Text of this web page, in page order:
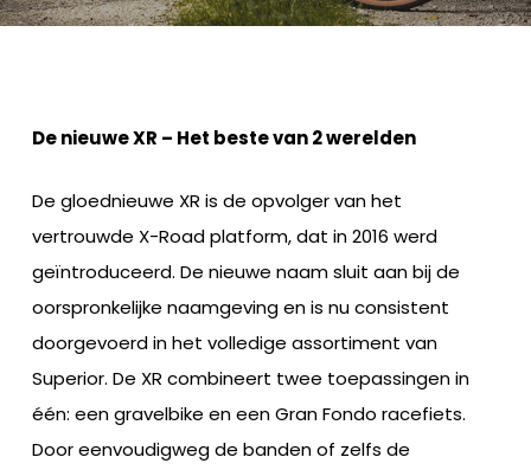
De nieuwe XR – Het beste van 2 werelden
De gloednieuwe XR is de opvolger van het
vertrouwde X-Road platform, dat in 2016 werd
geïntroduceerd. De nieuwe naam sluit aan bij de
oorspronkelijke naamgeving en is nu consistent
doorgevoerd in het volledige assortiment van
Superior. De XR combineert twee toepassingen in
één: een gravelbike en een Gran Fondo racefiets.
Door eenvoudigweg de banden of zelfs de